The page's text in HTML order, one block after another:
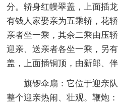
分。轿身红幔翠盖，上面插
有钱人家娶亲为五乘轿，花
亲者坐一乘，其余二乘由压
迎亲、送亲者各坐一乘，另
盖，上面插铜顶，由新郎、伴
旗锣伞扇：它位于迎亲队
整个迎亲热闹、壮观。鞭炮